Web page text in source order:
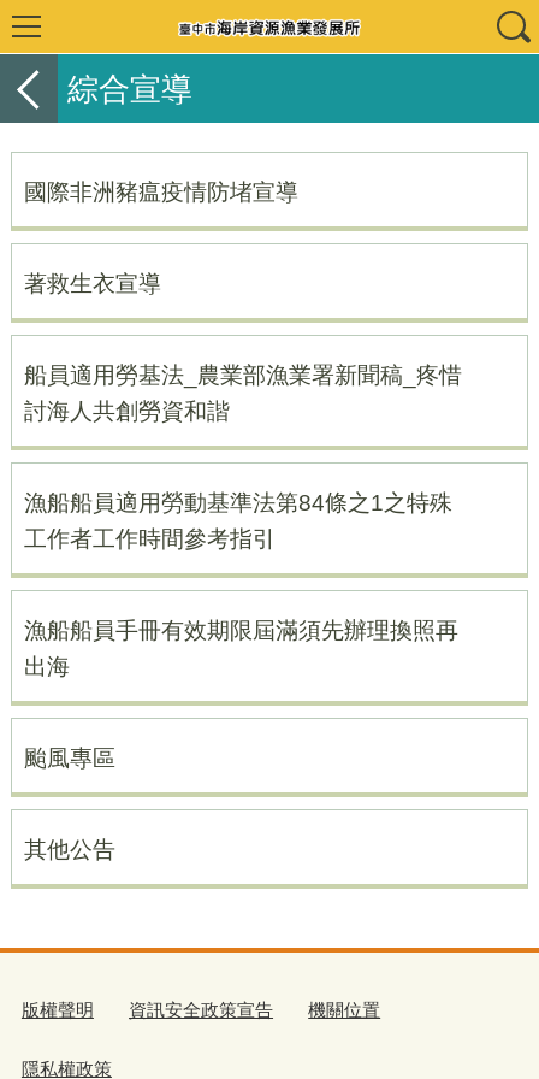
綜合宣導
國際非洲豬瘟疫情防堵宣導
著救生衣宣導
船員適用勞基法_農業部漁業署新聞稿_疼惜
討海人共創勞資和諧
漁船船員適用勞動基準法第84條之1之特殊
工作者工作時間參考指引
漁船船員手冊有效期限屆滿須先辦理換照再
出海
颱風專區
其他公告
版權聲明 資訊安全政策宣告 機關位置
隱私權政策